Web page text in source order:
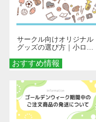
おすすめ情報
サークル向けオリジナル
グッズの選び方｜小ロッ
める秘訣